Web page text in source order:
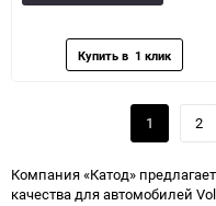
1 2
Компания «Катод»
качества для автомобилей